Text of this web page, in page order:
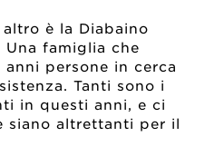
è la Diabaino
famiglia che
persone in cerca
Tanti sono i
in questi anni, e ci
siano altrettanti per il